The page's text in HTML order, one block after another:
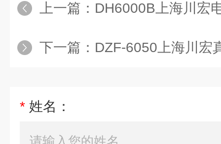
上一篇： DH6000B上海川宏
下一篇： DZF-6050上海川宏真
* 姓名：